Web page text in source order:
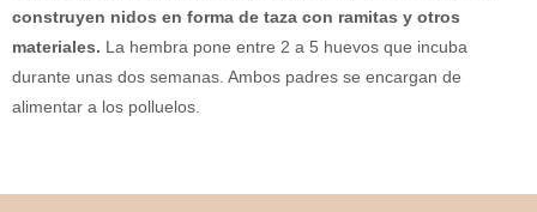
construyen nidos en forma de taza con ramitas y otros
materiales. La hembra pone entre 2 a 5 huevos que incuba
durante unas dos semanas. Ambos padres se encargan de
alimentar a los polluelos.